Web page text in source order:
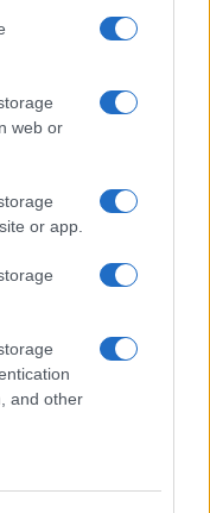
web or
or app.
and other
e ricevi le nostre
notizie pubblicate
*campo obbligatorio